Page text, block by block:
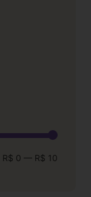
R$ 0 — R$ 10